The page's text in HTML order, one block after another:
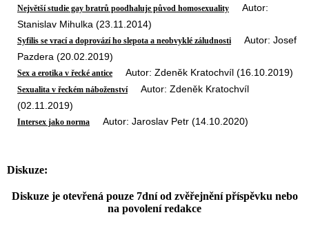
Největší studie gay bratrů poodhaluje původ homosexuality Autor:
Stanislav Mihulka (23.11.2014)
Syfilis se vrací a doprovází ho slepota a neobvyklé záludnosti Autor: Josef
Pazdera (20.02.2019)
Sex a erotika v řecké antice Autor: Zdeněk Kratochvíl (16.10.2019)
Sexualita v řeckém náboženstvíAutor: Zdeněk Kratochvíl
(02.11.2019)
Intersex jako norma Autor: Jaroslav Petr (14.10.2020)
Diskuze:
Diskuze je otevřená pouze 7dní od zvěřejnění příspěvku nebo
na povolení redakce